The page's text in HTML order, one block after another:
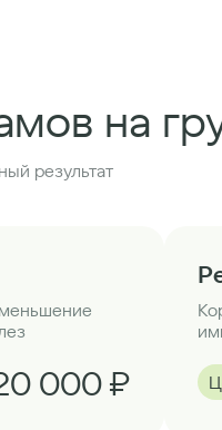
на
результат
000 ₽